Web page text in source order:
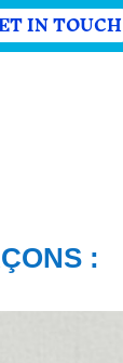
IN TOUCH
: